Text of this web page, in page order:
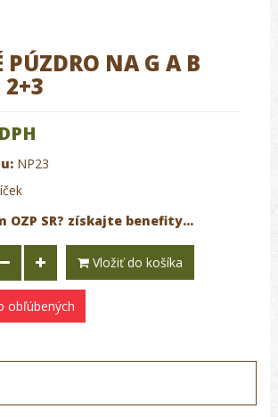
PÚZDRO NA G A B
2+3
NP23
OZP SR? získajte benefity...
Vložiť do košíka
obľúbených